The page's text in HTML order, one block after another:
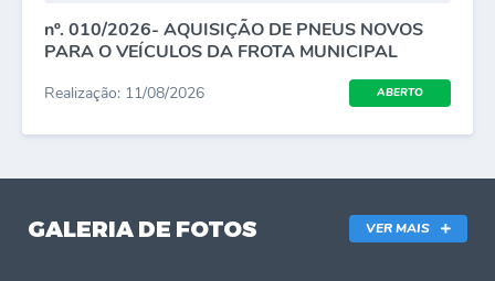
nº. 010/2026- AQUISIÇÃO DE PNEUS NOVOS
PARA O VEÍCULOS DA FROTA MUNICIPAL
Realização: 11/08/2026 ABERTO
GALERIA DE FOTOS VER MAIS